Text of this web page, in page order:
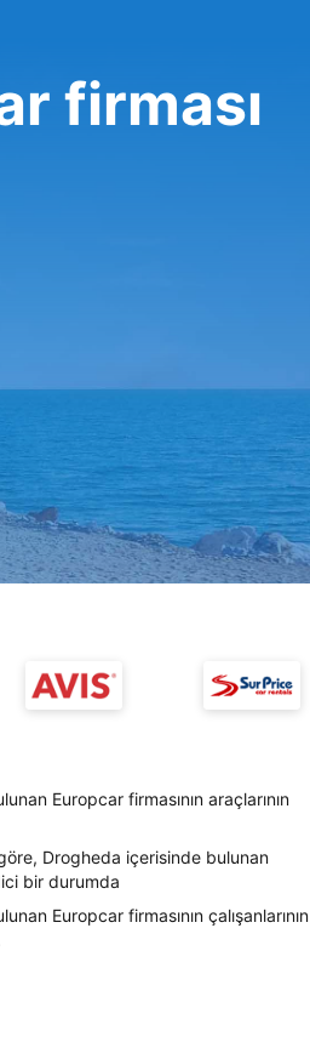
firması
Europcar firmasının araçlarının
Drogheda içerisinde bulunan
bir durumda
Europcar firmasının çalışanlarının